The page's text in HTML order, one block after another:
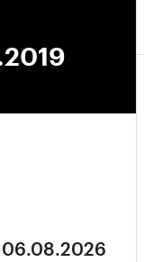
06.08.2026